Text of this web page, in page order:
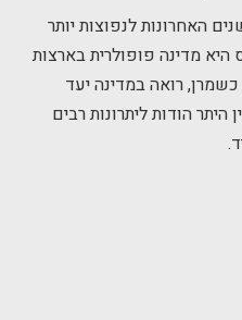
האחרונות לנפוצות יותר
מדינה פופולרית בארצות
רואה במדינה יעד
הודות ליתרונות רבים